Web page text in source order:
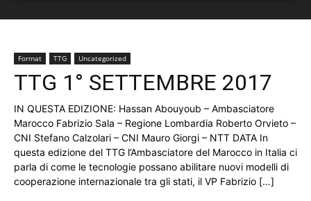
Format TTG Uncategorized
TTG 1° SETTEMBRE 2017
IN QUESTA EDIZIONE: Hassan Abouyoub – Ambasciatore
Marocco Fabrizio Sala – Regione Lombardia Roberto Orvieto –
CNI Stefano Calzolari – CNI Mauro Giorgi – NTT DATA In
questa edizione del TTG l’Ambasciatore del Marocco in Italia ci
parla di come le tecnologie possano abilitare nuovi modelli di
cooperazione internazionale tra gli stati, il VP Fabrizio […]